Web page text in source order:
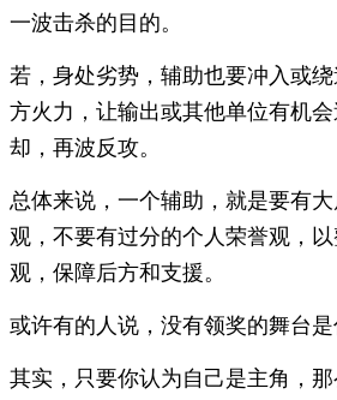
一波击杀的目的。
若，身处劣势，辅助也要冲入或
方火力，让输出或其他单位有机
却，再波反攻。
总体来说，一个辅助，就是要有
观，不要有过分的个人荣誉观，
观，保障后方和支援。
或许有的人说，没有领奖的舞台是
其实，只要你认为自己是主角，